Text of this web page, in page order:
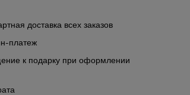
доставка всех заказов
платеж
к подарку при оформлении